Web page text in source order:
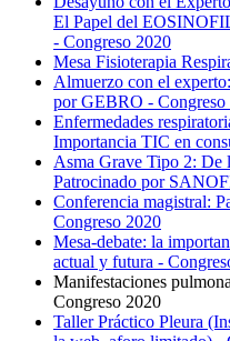
El Papel del
- Congreso 2020
Mesa Fisioterapia
Almuerzo con el
por GEBRO - Congreso
Enfermedades
Importancia TIC en
Asma Grave Tipo 2: De
Patrocinado por
Conferencia magistral:
Congreso 2020
Mesa-debate: la
actual y futura -
Manifestaciones
Congreso 2020
Taller Práctico Pleura